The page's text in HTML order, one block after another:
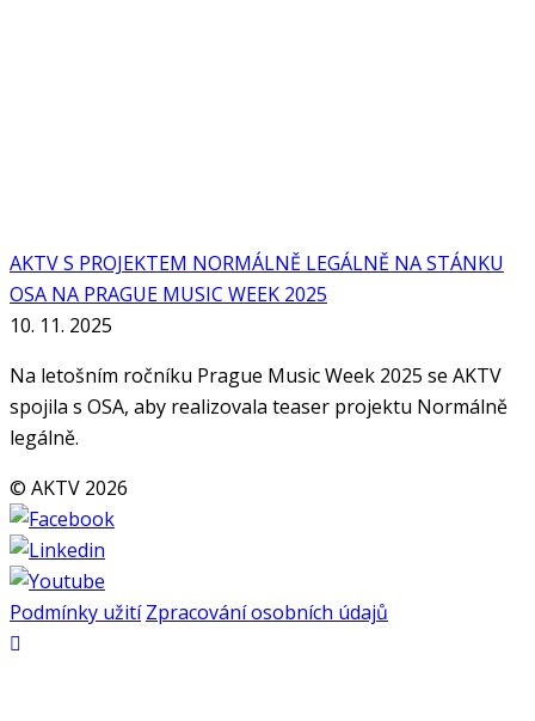
AKTV S PROJEKTEM NORMÁLNĚ LEGÁLNĚ NA STÁNKU
OSA NA PRAGUE MUSIC WEEK 2025
10. 11. 2025
Na letošním ročníku Prague Music Week 2025 se AKTV
spojila s OSA, aby realizovala teaser projektu Normálně
legálně.
© AKTV 2026
Podmínky užití Zpracování osobních údajů